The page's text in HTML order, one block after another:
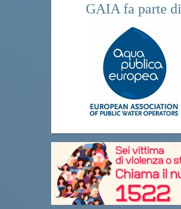
GAIA fa parte di